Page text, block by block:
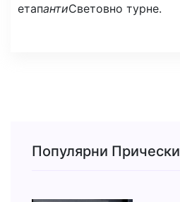
етапантиСветовно турне.
Популярни Прически